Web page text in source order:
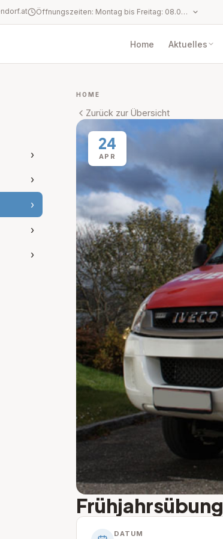
Öffnungszeiten: Montag bis Freitag: 08.00 bis 12.00 Uhr Dienstag: 08.00 bis 12.00 Uhr und 13.00 bis 17.00 Uhr
Home Aktuelles
›
›
›
›
›
HOME
Zurück zur Übersicht
24
APR
Frühjahrsübung
DATUM